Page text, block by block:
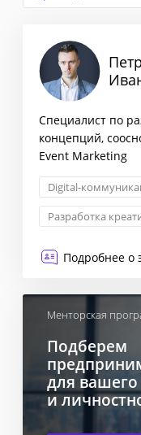
Петр
Специалист по
концепций,
Event Marketing
Digital-
Разработка
Подробнее о
Менторская
Подберем
для вашего
и